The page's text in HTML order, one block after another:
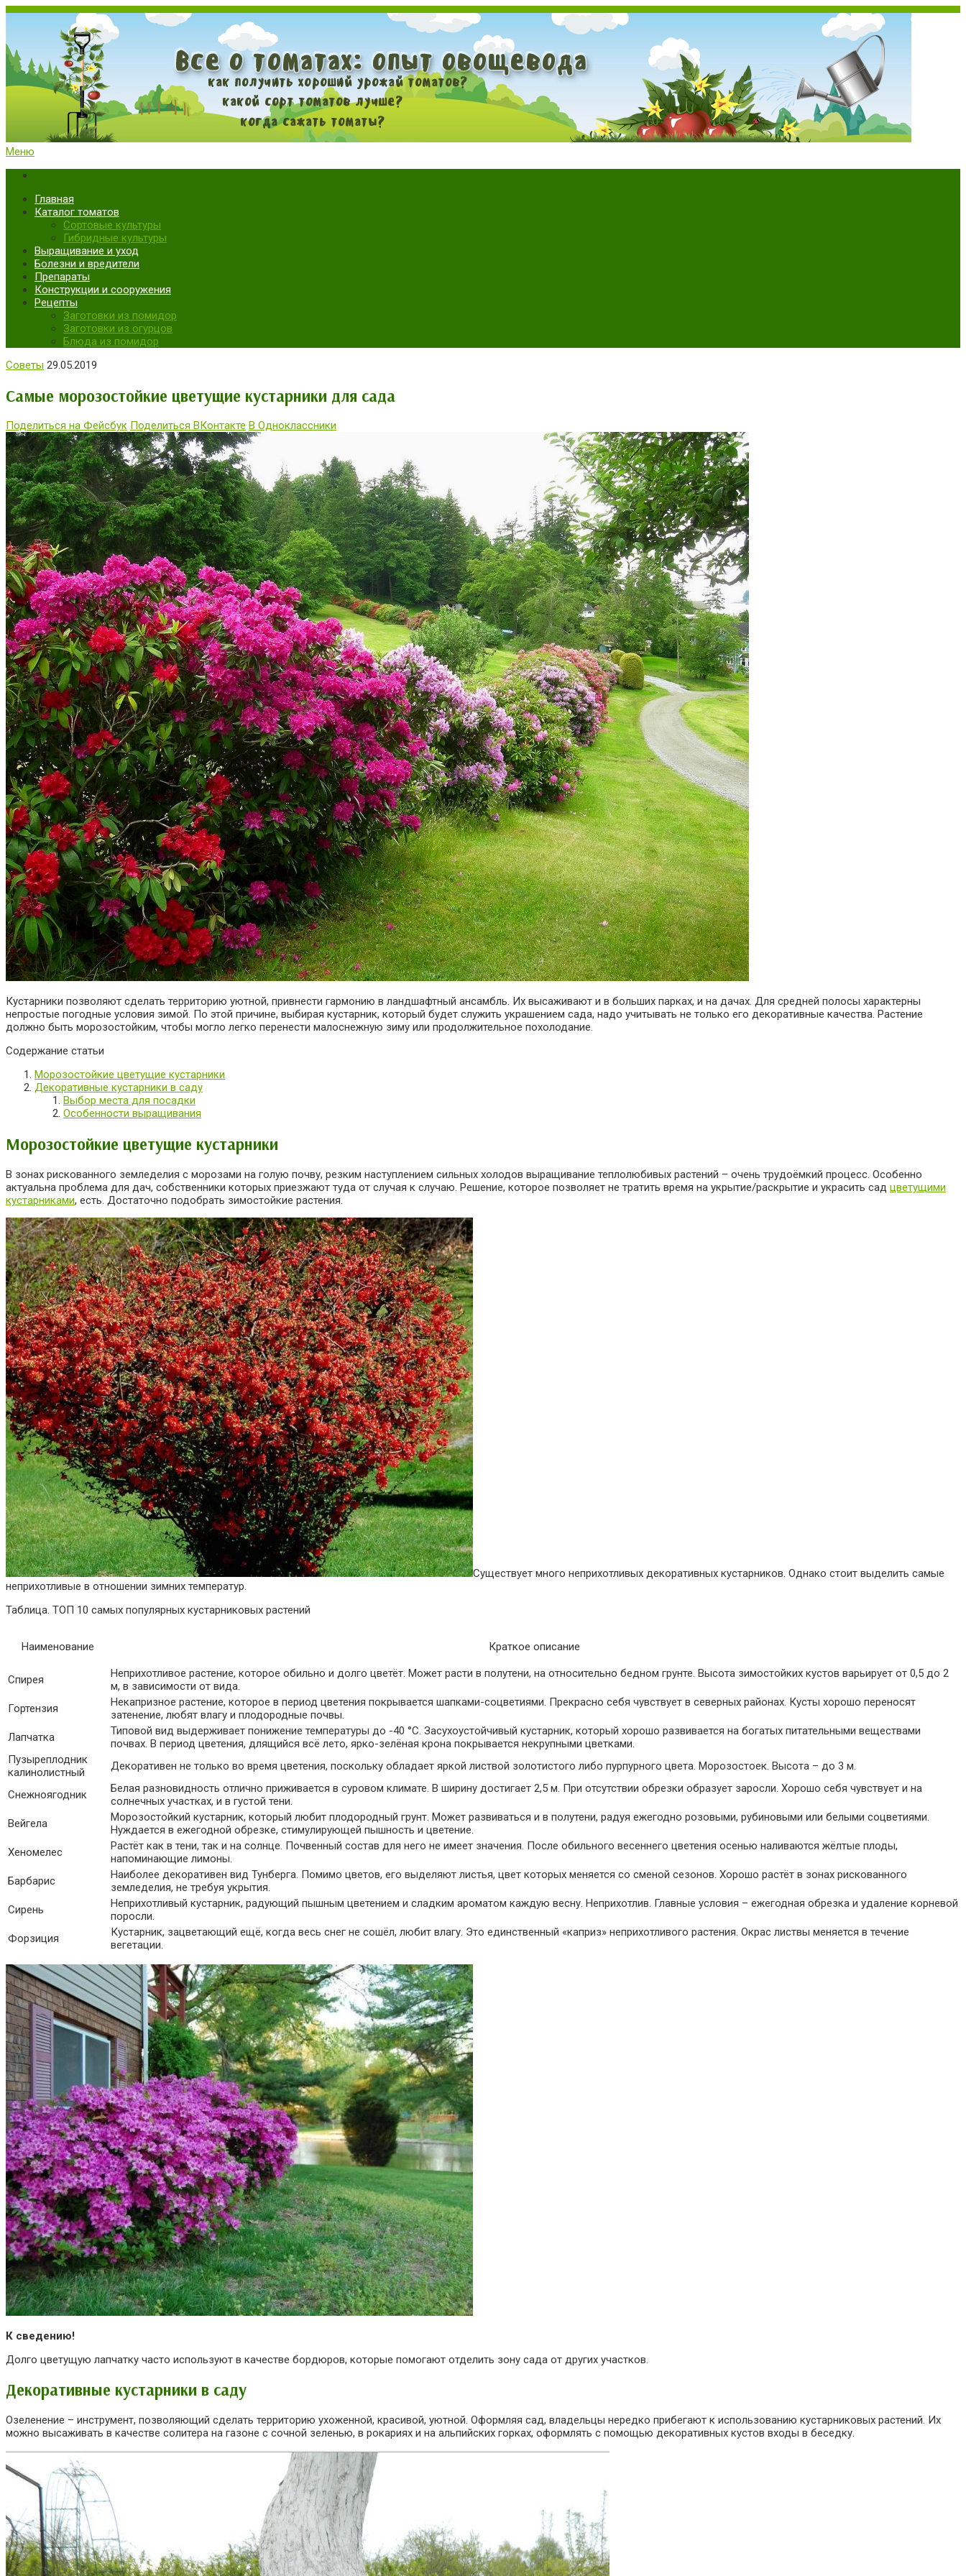
Меню
Главная
Каталог томатов
Сортовые культуры
Гибридные культуры
Выращивание и уход
Болезни и вредители
Препараты
Конструкции и сооружения
Рецепты
Заготовки из помидор
Заготовки из огурцов
Блюда из помидор
Советы 29.05.2019
Самые морозостойкие цветущие кустарники для сада
Поделиться на Фейсбук Поделиться ВКонтакте В Одноклассники
Кустарники позволяют сделать территорию уютной, привнести гармонию в ландшафтный ансамбль. Их высаживают и в больших парках, и на дачах. Для средней полосы характерны
непростые погодные условия зимой. По этой причине, выбирая кустарник, который будет служить украшением сада, надо учитывать не только его декоративные качества. Растение
должно быть морозостойким, чтобы могло легко перенести малоснежную зиму или продолжительное похолодание.
Содержание статьи
Морозостойкие цветущие кустарники
Декоративные кустарники в саду
Выбор места для посадки
Особенности выращивания
Морозостойкие цветущие кустарники
В зонах рискованного земледелия с морозами на голую почву, резким наступлением сильных холодов выращивание теплолюбивых растений – очень трудоёмкий процесс. Особенно
актуальна проблема для дач, собственники которых приезжают туда от случая к случаю. Решение, которое позволяет не тратить время на укрытие/раскрытие и украсить сад цветущими
кустарниками, есть. Достаточно подобрать зимостойкие растения.
Существует много неприхотливых декоративных кустарников. Однако стоит выделить самые
неприхотливые в отношении зимних температур.
Таблица. ТОП 10 самых популярных кустарниковых растений
Наименование Краткое описание
Спирея
Неприхотливое растение, которое обильно и долго цветёт. Может расти в полутени, на относительно бедном грунте. Высота зимостойких кустов варьирует от 0,5 до 2
м, в зависимости от вида.
Гортензия
Некапризное растение, которое в период цветения покрывается шапками-соцветиями. Прекрасно себя чувствует в северных районах. Кусты хорошо переносят
затенение, любят влагу и плодородные почвы.
Лапчатка
Типовой вид выдерживает понижение температуры до -40 °C. Засухоустойчивый кустарник, который хорошо развивается на богатых питательными веществами
почвах. В период цветения, длящийся всё лето, ярко-зелёная крона покрывается некрупными цветками.
Пузыреплодник
калинолистный
Декоративен не только во время цветения, поскольку обладает яркой листвой золотистого либо пурпурного цвета. Морозостоек. Высота – до 3 м.
Снежноягодник
Белая разновидность отлично приживается в суровом климате. В ширину достигает 2,5 м. При отсутствии обрезки образует заросли. Хорошо себя чувствует и на
солнечных участках, и в густой тени.
Вейгела
Морозостойкий кустарник, который любит плодородный грунт. Может развиваться и в полутени, радуя ежегодно розовыми, рубиновыми или белыми соцветиями.
Нуждается в ежегодной обрезке, стимулирующей пышность и цветение.
Хеномелес
Растёт как в тени, так и на солнце. Почвенный состав для него не имеет значения. После обильного весеннего цветения осенью наливаются жёлтые плоды,
напоминающие лимоны.
Барбарис
Наиболее декоративен вид Тунберга. Помимо цветов, его выделяют листья, цвет которых меняется со сменой сезонов. Хорошо растёт в зонах рискованного
земледелия, не требуя укрытия.
Сирень
Неприхотливый кустарник, радующий пышным цветением и сладким ароматом каждую весну. Неприхотлив. Главные условия – ежегодная обрезка и удаление корневой
поросли.
Форзиция
Кустарник, зацветающий ещё, когда весь снег не сошёл, любит влагу. Это единственный «каприз» неприхотливого растения. Окрас листвы меняется в течение
вегетации.
К сведению!
Долго цветущую лапчатку часто используют в качестве бордюров, которые помогают отделить зону сада от других участков.
Декоративные кустарники в саду
Озеленение – инструмент, позволяющий сделать территорию ухоженной, красивой, уютной. Оформляя сад, владельцы нередко прибегают к использованию кустарниковых растений. Их
можно высаживать в качестве солитера на газоне с сочной зеленью, в рокариях и на альпийских горках, оформлять с помощью декоративных кустов входы в беседку.